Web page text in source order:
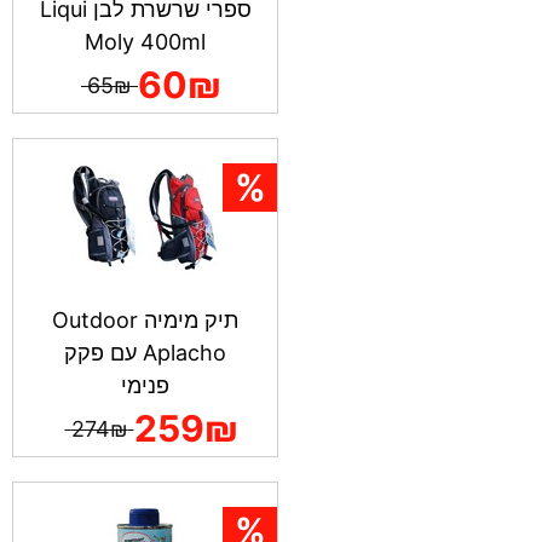
ספרי שרשרת לבן Liqui
Moly 400ml
60₪
65₪
תיק מימיה Outdoor
Aplacho עם פקק
פנימי
259₪
274₪